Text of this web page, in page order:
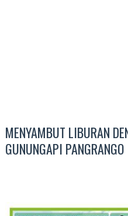
MENYAMBUT LIBURAN
GUNUNGAPI PANGRANGO